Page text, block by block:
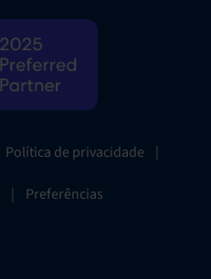
Política de privacidade |
| Preferências